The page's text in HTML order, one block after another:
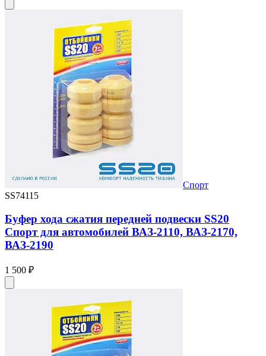
Спорт
SS74115
Буфер хода сжатия передней подвески SS20
Спорт для автомобилей ВАЗ-2110, ВАЗ-2170,
ВАЗ-2190
1 500 ₽